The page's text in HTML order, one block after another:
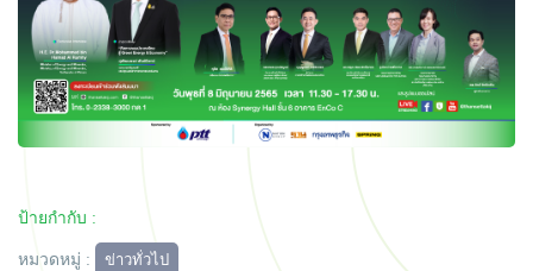
ป้ายกำกับ :
หมวดหมู่ : ข่าวทั่วไป